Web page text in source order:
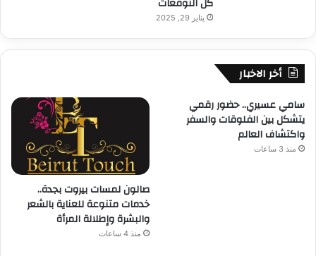
يناير 29, 2025
أخر الاخبار
سامي عسيري.. حضور رقمي
يتشكل بين الفلوقات والسفر
واكتشاف العالم
منذ 3 ساعات
صالون لمسات بيروت بجدة..
خدمات متنوعة للعناية بالشعر
والبشرة وإطلالة المرأة
منذ 4 ساعات